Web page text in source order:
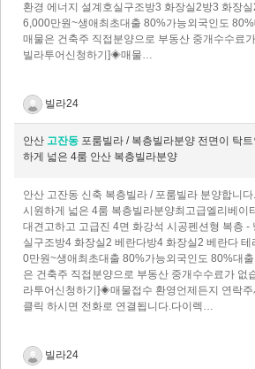
환경 에너지 설계호실구조방3 화장실2방3 화장
6,000만원~​생애최초대출 80%가능외국인도
매물은 건축주 직접분양으로 부동산 중개수수료
빌라투어신청하기]◈매물…
빌라24
안산 고잔동 포룸빌라 / 복층빌라분양 전면이 탁
하게 넓은 4룸 안산 복층빌라분양
안산 고잔동 신축 복층빌라 / 포룸빌라 분양합니
시원하게 넓은 4룸 복층빌라분양최고급엘리베이
대견고하고 고급진 4면 화강석 시공펜션형 복층 -
실구조방4 화장실2 베란다방4 화장실2 베란다
0만원~​생애최초대출 80%가능외국인도 80%대
은 건축주 직접분양으로 부동산 중개수수료가 없
라투어신청하기]◈매물접수 환영언제든지 연락
클릭 하시면 전화로 연결됩니다.다이렉…
빌라24